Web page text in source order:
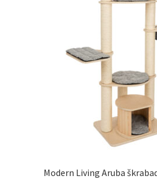
Modern Living Aruba